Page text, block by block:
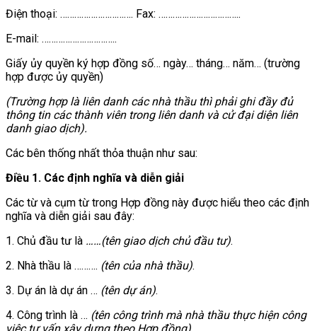
Điện thoại: …………………………. Fax: ……………………………..
E-mail: …………………………..
Giấy ủy quyền ký hợp đồng số… ngày… tháng… năm… (trường
hợp được ủy quyền)
(Trường hợp là liên danh các nhà thầu thì phải ghi đầy đủ
thông tin các thành viên trong liên danh và cử đại diện liên
danh giao dịch).
Các bên thống nhất thỏa thuận như sau:
Điều 1. Các định nghĩa và diễn giải
Các từ và cụm từ trong Hợp đồng này được hiểu theo các định
nghĩa và diễn giải sau đây:
1. Chủ đầu tư là ……(tên giao dịch chủ đầu tư).
2. Nhà thầu là ………. (tên của nhà thầu).
3. Dự án là dự án … (tên dự án).
4. Công trình là … (tên công trình mà nhà thầu thực hiện công